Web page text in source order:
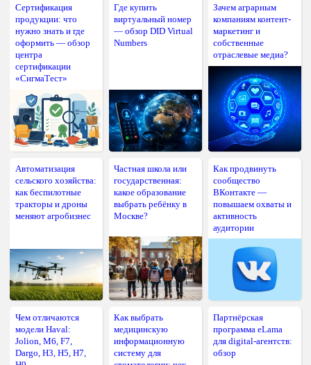
Сертификация
продукции: что
нужно знать и где
оформить — обзор
центра
сертификации
«СигмаТест»
Где купить
виртуальный номер
— обзор DID Virtual
Numbers
Зачем аграрным
компаниям контент-
маркетинг и
собственные
отраслевые медиа?
Автоматизация
сельского хозяйства:
как беспилотные
тракторы и дроны
меняют агробизнес
Частная школа или
государственная:
какое образование
выбрать ребёнку в
Москве?
Как продвинуть
сообщество
ВКонтакте —
повышаем охваты и
активность
аудитории
Чем отличаются
модели Haval:
Jolion, M6, F7,
Dargo, H3, H5, H7,
Как выбрать
медицинскую
информационную
систему для
Партнёрская
программа eLama
для digital-агентств:
обзор